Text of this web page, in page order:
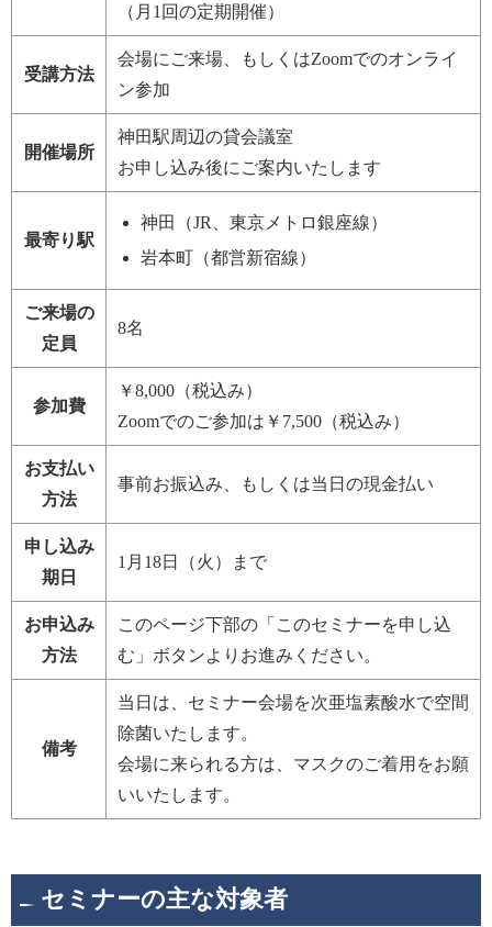
（月1回の定期開催）
受講方法
会場にご来場、もしくはZoomでのオンライ
ン参加
開催場所
神田駅周辺の貸会議室
お申し込み後にご案内いたします
最寄り駅
神田（JR、東京メトロ銀座線）
岩本町（都営新宿線）
ご来場の
定員
8名
参加費
￥8,000 （税込み）
Zoomでのご参加は￥7,500（税込み）
お支払い
方法
事前お振込み、もしくは当日の現金払い
申し込み
期日
1月18日（火）まで
お申込み
方法
このページ下部の「このセミナーを申し込
む」ボタンよりお進みください。
備考
当日は、セミナー会場を次亜塩素酸水で空間
除菌いたします。
会場に来られる方は、マスクのご着用をお願
いいたします。
セミナーの主な対象者